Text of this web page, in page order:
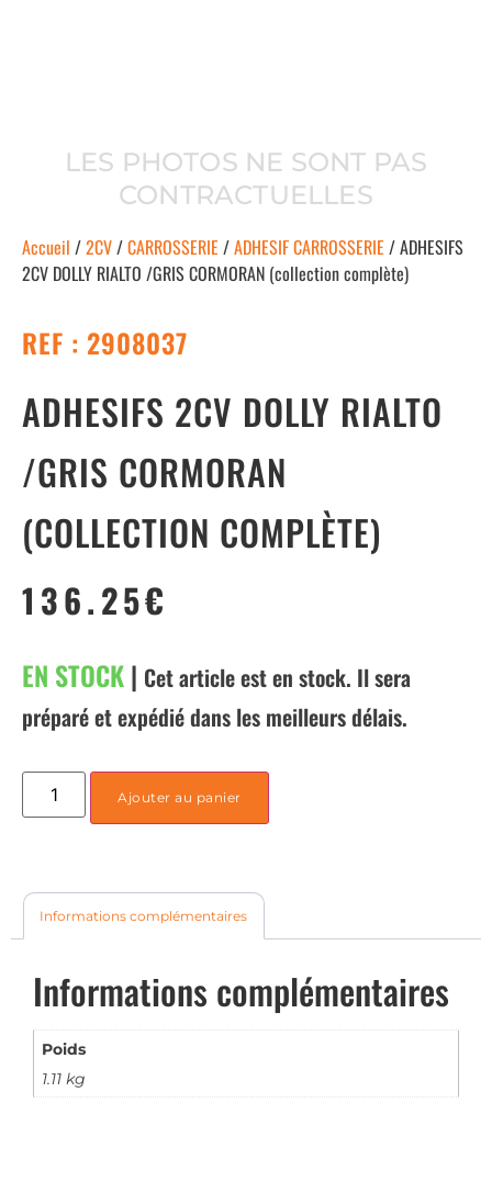
LES PHOTOS NE SONT PAS
CONTRACTUELLES
Accueil /2CV/CARROSSERIE /ADHESIF CARROSSERIE / ADHESIFS
2CV DOLLY RIALTO /GRIS CORMORAN (collection complète)
REF : 2908037
ADHESIFS 2CV DOLLY RIALTO
/GRIS CORMORAN
(COLLECTION COMPLÈTE)
136.25€
EN STOCK| Cet article est en stock. Il sera
préparé et expédié dans les meilleurs délais.
Ajouter au panier
Informations complémentaires
Informations complémentaires
Poids
1.11 kg